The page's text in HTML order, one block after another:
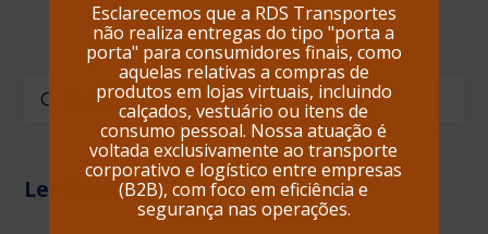
Buscar
Enviar
Ler Mais
Esclarecemos que a RDS Transportes
não realiza entregas do tipo "porta a
porta" para consumidores finais, como
aquelas relativas a compras de
produtos em lojas virtuais, incluindo
calçados, vestuário ou itens de
consumo pessoal. Nossa atuação é
voltada exclusivamente ao transporte
corporativo e logístico entre empresas
(B2B), com foco em eficiência e
segurança nas operações.